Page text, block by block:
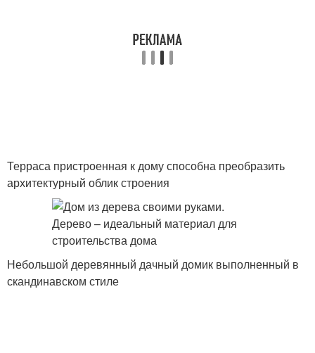
Терраса пристроенная к дому способна преобразить
архитектурный облик строения
Небольшой деревянный дачный домик выполненный в
скандинавском стиле